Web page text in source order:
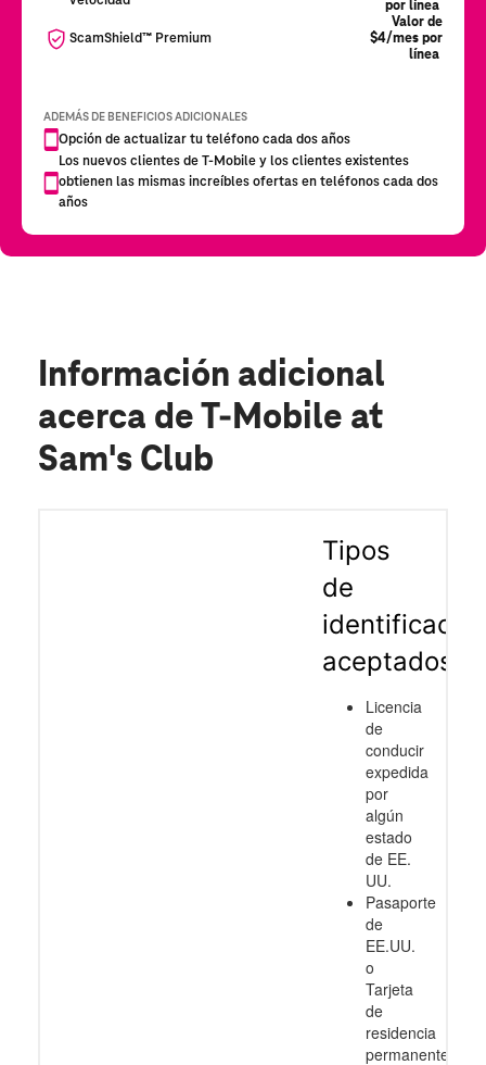
Información adicional
acerca de T-Mobile at
Sam's Club
Tipos
de
aceptados
Licencia
de
conducir
expedida
por
algún
estado
de EE.
UU.
Pasaporte
de
EE.UU.
o
Tarjeta
de
residencia
permanente